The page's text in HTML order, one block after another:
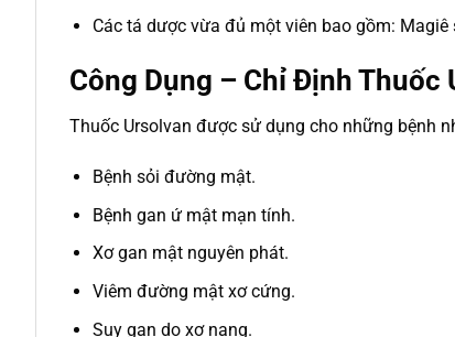
Các tá dược vừa đủ một viên bao gồm:
Công Dụng – Chỉ Định Thuốc
Thuốc Ursolvan được sử dụng cho những bệnh
Bệnh sỏi đường mật.
Bệnh gan ứ mật mạn tính.
Xơ gan mật nguyên phát.
Viêm đường mật xơ cứng.
Suy gan do xơ nang.